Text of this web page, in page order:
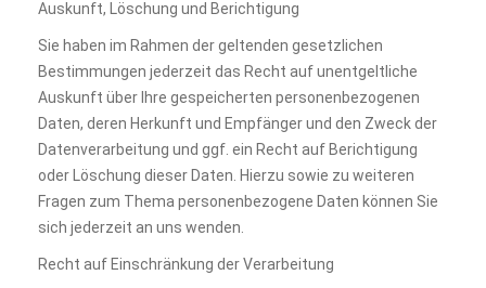
Auskunft, Löschung und Berichtigung
Sie haben im Rahmen der geltenden gesetzlichen
Bestimmungen jederzeit das Recht auf unentgeltliche
Auskunft über Ihre gespeicherten personenbezogenen
Daten, deren Herkunft und Empfänger und den Zweck der
Datenverarbeitung und ggf. ein Recht auf Berichtigung
oder Löschung dieser Daten. Hierzu sowie zu weiteren
Fragen zum Thema personenbezogene Daten können Sie
sich jederzeit an uns wenden.
Recht auf Einschränkung der Verarbeitung